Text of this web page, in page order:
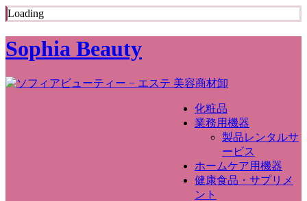
Loading
Sophia Beauty
化粧品
業務用機器
製品レンタルサ
ービス
ホームケア用機器
健康食品・サプリメ
ント